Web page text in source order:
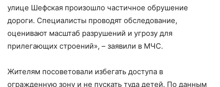
улице Шефская произошло частичное обрушение
дороги. Специалисты проводят обследование,
оценивают масштаб разрушений и угрозу для
прилегающих строений», – заявили в МЧС.
Жителям посоветовали избегать доступа в
огражденную зону и не пускать туда детей. По данным